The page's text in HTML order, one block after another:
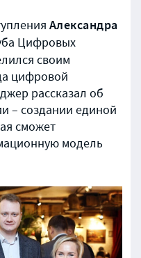
Александра
Цифровых
своим
цифровой
рассказал об
– создании единой
сможет
модель